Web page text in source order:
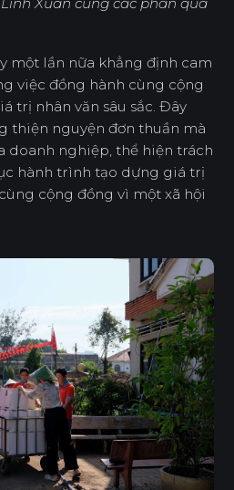
một lần nữa khẳng định cam
việc đồng hành cùng cộng
trị nhân văn sâu sắc. Đây
thiện nguyện đơn thuần mà
doanh nghiệp, thể hiện trách
hành trình tạo dựng giá trị
cộng đồng vì một xã hội